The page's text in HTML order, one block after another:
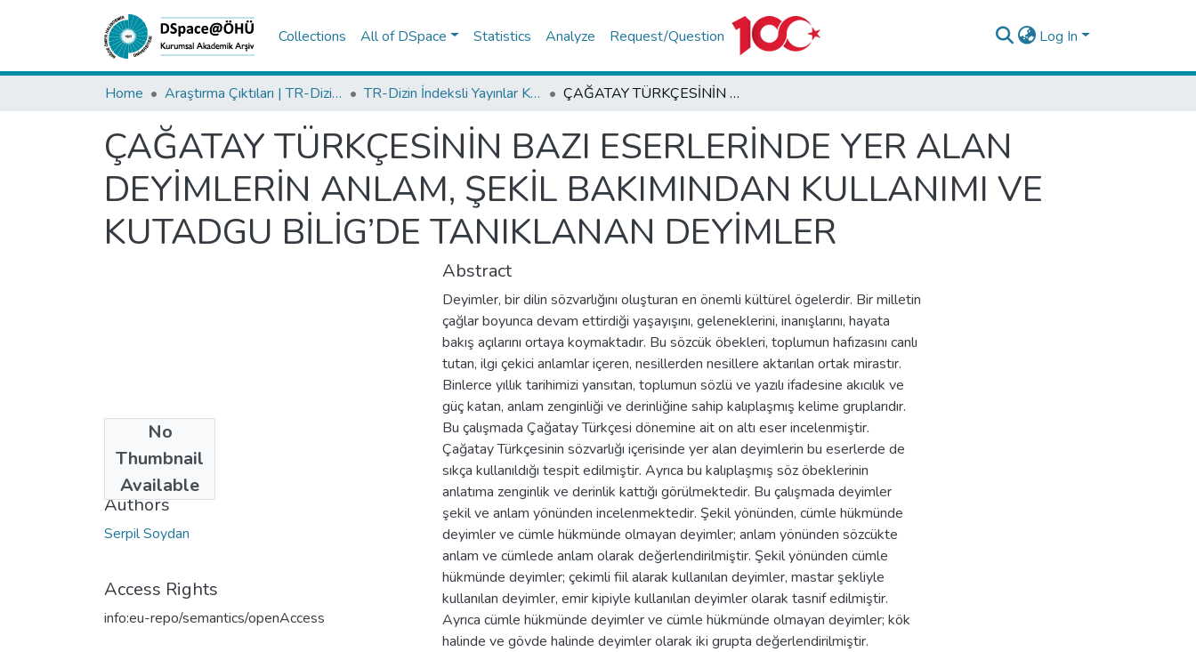
Collections All of DSpace Statistics Analyze Request/Question Log In
Home Araştırma Çıktıları | TR-Dizin | WoS | Scopus | PubMed TR-Dizin İndeksli Yayınlar Koleksiyonu ÇAĞATAY TÜRKÇESİNİN BAZI ESERLERİNDE YER ALAN DEYİMLERİN ANLAM, ŞEKİL BAKIMINDAN KULLANIMI VE KUTADGU BİLİG’DE TANIKLANAN DEYİMLER
ÇAĞATAY TÜRKÇESİNİN BAZI ESERLERİNDE YER ALAN
DEYİMLERİN ANLAM, ŞEKİL BAKIMINDAN KULLANIMI VE
KUTADGU BİLİG’DE TANIKLANAN DEYİMLER
No
Thumbnail
Available
2017
Authors
Serpil Soydan
Access Rights
info:eu-repo/semantics/openAccess
Abstract
Deyimler, bir dilin sözvarlığını oluşturan en önemli kültürel ögelerdir. Bir milletin
çağlar boyunca devam ettirdiği yaşayışını, geleneklerini, inanışlarını, hayata
bakış açılarını ortaya koymaktadır. Bu sözcük öbekleri, toplumun hafızasını canlı
tutan, ilgi çekici anlamlar içeren, nesillerden nesillere aktarılan ortak mirastır.
Binlerce yıllık tarihimizi yansıtan, toplumun sözlü ve yazılı ifadesine akıcılık ve
güç katan, anlam zenginliği ve derinliğine sahip kalıplaşmış kelime gruplarıdır.
Bu çalışmada Çağatay Türkçesi dönemine ait on altı eser incelenmiştir.
Çağatay Türkçesinin sözvarlığı içerisinde yer alan deyimlerin bu eserlerde de
sıkça kullanıldığı tespit edilmiştir. Ayrıca bu kalıplaşmış söz öbeklerinin
anlatıma zenginlik ve derinlik kattığı görülmektedir. Bu çalışmada deyimler
şekil ve anlam yönünden incelenmektedir. Şekil yönünden, cümle hükmünde
deyimler ve cümle hükmünde olmayan deyimler; anlam yönünden sözcükte
anlam ve cümlede anlam olarak değerlendirilmiştir. Şekil yönünden cümle
hükmünde deyimler; çekimli fiil alarak kullanılan deyimler, mastar şekliyle
kullanılan deyimler, emir kipiyle kullanılan deyimler olarak tasnif edilmiştir.
Ayrıca cümle hükmünde deyimler ve cümle hükmünde olmayan deyimler; kök
halinde ve gövde halinde deyimler olarak iki grupta değerlendirilmiştir.